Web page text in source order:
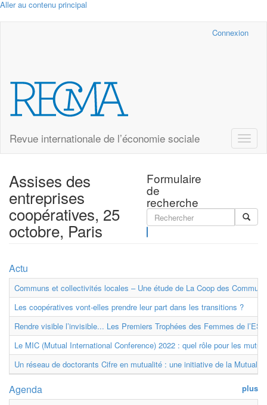
Aller au contenu principal
Connexion
Revue internationale de l’économie sociale
Toggle
Formulaire
de
recherche
Assises des
entreprises
coopératives, 25
octobre, Paris
Actu
Communs et collectivités locales – Une étude de La Coop des
Les coopératives vont-elles prendre leur part dans les transitions ?
Rendre visible l’invisible... Les Premiers Trophées des Femmes de
Le MIC (Mutual International Conference) 2022 : quel rôle pour les
Un réseau de doctorants Cifre en mutualité : une initiative de la
plus
Agenda